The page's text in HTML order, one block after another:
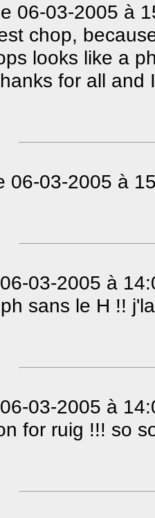
06-03-2005 à
chop,
looks like a
for all
06-03-2005 à
03-2005 à
sans le H !!
03-2005 à
for ruig !!! so